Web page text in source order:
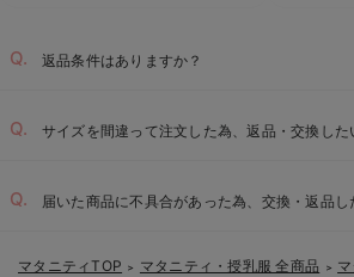
返品条件はありますか？
サイズを間違って注文した為、返品・交換した
届いた商品に不具合があった為、交換・返品し
マタニティTOP ＞ マタニティ・授乳服 全商品 ＞